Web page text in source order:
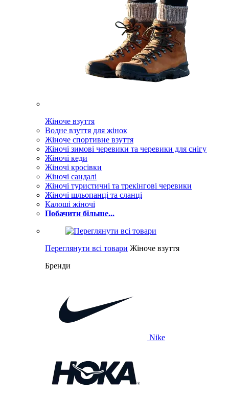
Жіноче взуття
Водне взуття для жінок
Жіноче спортивне взуття
Жіночі зимові черевики та черевики для снігу
Жіночі кеди
Жіночі кросівки
Жіночі сандалі
Жіночі туристичні та трекінгові черевики
Жіночі шльопанці та сланці
Калоші жіночі
Побачити більше...
Переглянути всі товари Жіноче взуття
Бренди
Nike